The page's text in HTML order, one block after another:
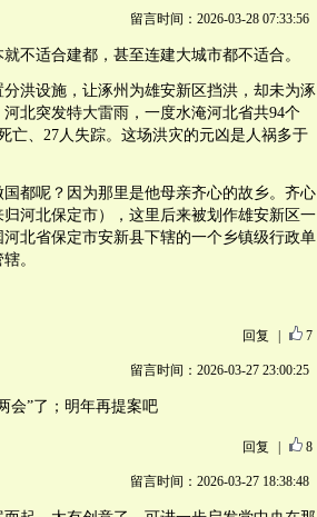
留言时间：2026-03-28 07:33:56
不适合建都，甚至连建大城市都不适合。
洪设施，让涿州为雄安新区挡洪，却未为涿
北突发特大雷雨，一度水淹河北省共94个
亡、27人失踪。这场洪灾的元凶是人祸多于
都呢？因为那里是他母亲齐心的故乡。齐心
河北保定市），这里后来被划作雄安新区一
北省保定市安新县下辖的一个乡镇级行政单
。
回复 7
留言时间：2026-03-27 23:00:25
会”了；明年再提案吧
回复 8
留言时间：2026-03-27 18:38:48